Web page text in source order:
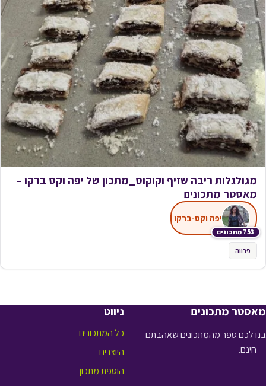
מגולגלות ריבה שזיף וקוקוס_מתכון של יפה וקס ברקו –
מאסטר מתכונים
753 מתכונים
יפה וקס-ברקו
פרווה
מאסטר מתכונים
בנו לכם ספר מהמתכונים שאהבתם
— חינם.
ניווט
כל המתכונים
היוצרים
הוספת מתכון